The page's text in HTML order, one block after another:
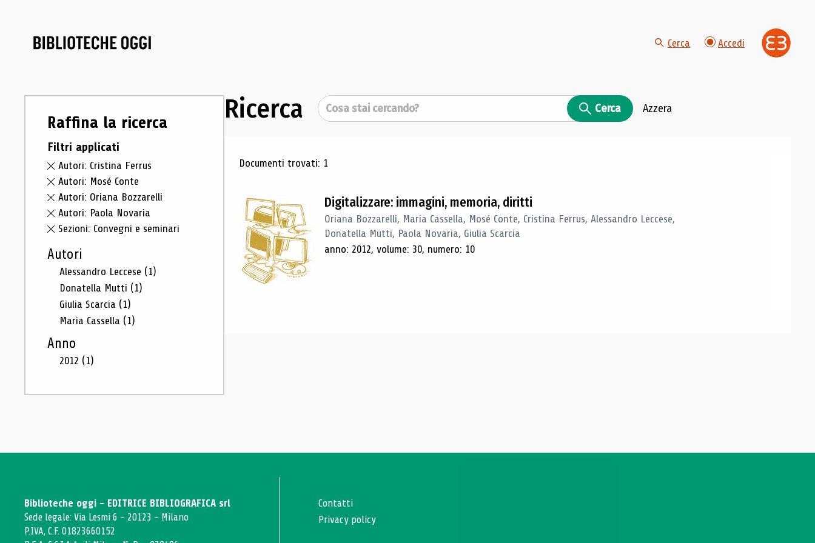
Cerca Accedi
Raffina la ricerca
Filtri applicati
Autori: Cristina Ferrus
Autori: Mosé Conte
Autori: Oriana Bozzarelli
Autori: Paola Novaria
Sezioni: Convegni e seminari
Autori
Alessandro Leccese (1)
Donatella Mutti (1)
Giulia Scarcia (1)
Maria Cassella (1)
Anno
2012 (1)
Ricerca Cerca Cerca Azzera
Risultati di ricerca
Documenti trovati: 1
Digitalizzare: immagini, memoria, diritti
Oriana Bozzarelli, Maria Cassella, Mosé Conte, Cristina Ferrus, Alessandro Leccese,
Donatella Mutti, Paola Novaria, Giulia Scarcia
anno: 2012, volume: 30, numero: 10
Biblioteche oggi - EDITRICE BIBLIOGRAFICA srl
Sede legale: Via Lesmi 6 - 20123 - Milano
P.IVA, C.F. 01823660152
Contatti
Privacy policy